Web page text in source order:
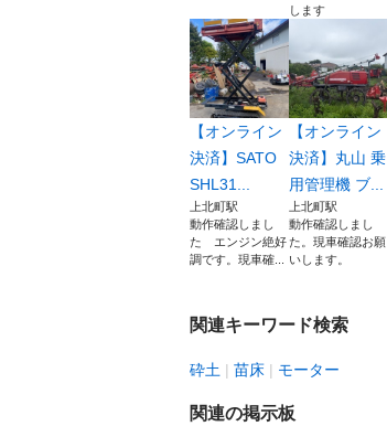
します
【オンライン
決済】SATO
SHL31...
上北町駅
動作確認しまし
た エンジン絶好
調です。現車確...
【オンライン
決済】丸山 乗
用管理機 ブ...
上北町駅
動作確認しまし
た。現車確認お願
いします。
関連キーワード検索
砕土 苗床 モーター
関連の掲示板